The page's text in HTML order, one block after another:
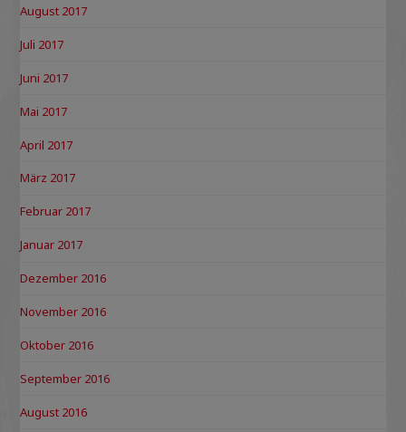
August 2017
Juli 2017
Juni 2017
Mai 2017
April 2017
März 2017
Februar 2017
Januar 2017
Dezember 2016
November 2016
Oktober 2016
September 2016
August 2016